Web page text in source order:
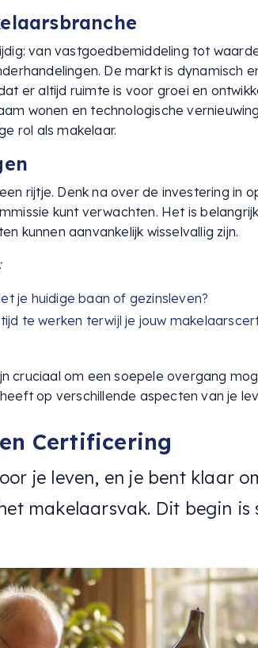
van vastgoedbemiddeling tot
De markt is dynamisch
er altijd ruimte is voor groei en
wonen en technologische
rol als makelaar.
rijtje. Denk na over de investering in
kunt verwachten. Het is
kunnen aanvankelijk wisselvallig zijn.
je huidige baan of gezinsleven?
te werken terwijl je jouw
cruciaal om een soepele overgang
op verschillende aspecten van je
Certificering
je leven, en je bent klaar
makelaarsvak. Dit begin is